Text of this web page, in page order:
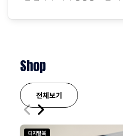
왔다. 그러나 최근에는 센서·카
Shop
전체보기
디지털북